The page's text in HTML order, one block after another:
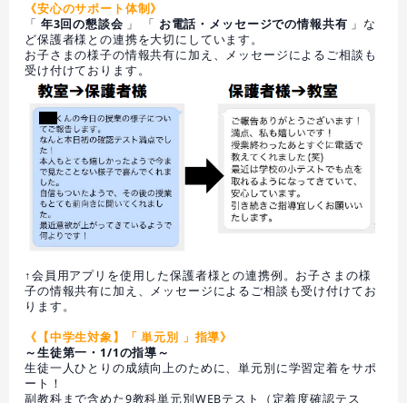
《安心のサポート体制》
「 年3回の懇談会 」 「 お電話・メッセージでの情報共有 」な
ど保護者様との連携を大切にしています。
お子さまの様子の情報共有に加え、メッセージによるご相談も
受け付けております。
↑会員用アプリを使用した保護者様との連携例。お子さまの様
子の情報共有に加え、メッセージによるご相談も受け付けてお
ります。
《【中学生対象】「 単元別 」指導》
～生徒第一・1/1の指導～
生徒一人ひとりの成績向上のために、単元別に学習定着をサポ
ート！
副教科まで含めた9教科単元別WEBテスト（定着度確認テス